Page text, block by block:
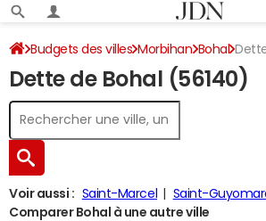
Budgets des villes Morbihan Bohal
Dette de Bohal (56140)
Voir aussi : Saint-Marcel Saint-
Comparer Bohal à une autre ville